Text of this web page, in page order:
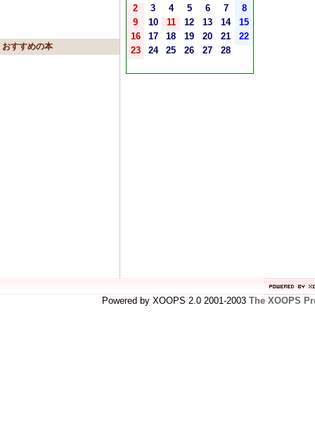
おすすめの本
2
3 4 5 6 7
8
9
10 11 12 13 14
15
16
17 18 19 20 21
22
23
24 25 26 27 28
Powered by XOOPS 2.0 2001-2003 The XOOPS